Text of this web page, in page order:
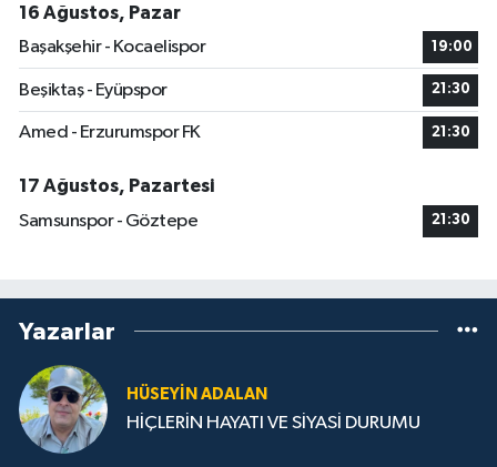
16 Ağustos, Pazar
Başakşehir - Kocaelispor
19:00
Beşiktaş - Eyüpspor 21:30
Amed - Erzurumspor FK 21:30
17 Ağustos, Pazartesi
Samsunspor - Göztepe
21:30
Yazarlar
HÜSEYIN ADALAN
HİÇLERİN HAYATI VE SİYASİ DURUMU